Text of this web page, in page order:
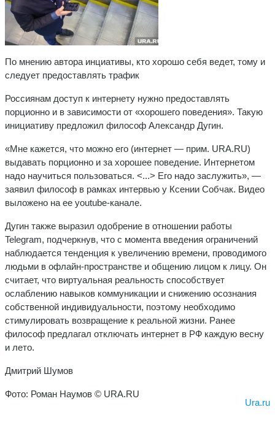
По мнению автора инциативы, кто хорошо себя ведет, тому и
следует предоставлять трафик
Россиянам доступ к интернету нужно предоставлять
порционно и в зависимости от «хорошего поведения». Такую
инициативу предложил философ Александр Дугин.
«Мне кажется, что можно его (интернет — прим. URA.RU)
выдавать порционно и за хорошее поведение. Интернетом
надо научиться пользоваться. <...> Его надо заслужить», —
заявил философ в рамках интервью у Ксении Собчак. Видео
выложено на ее youtube-канале.
Дугин также выразил одобрение в отношении работы
Telegram, подчеркнув, что с момента введения ограничений
наблюдается тенденция к увеличению времени, проводимого
людьми в офлайн-пространстве и общению лицом к лицу. Он
считает, что виртуальная реальность способствует
ослаблению навыков коммуникации и снижению осознания
собственной индивидуальности, поэтому необходимо
стимулировать возвращение к реальной жизни. Ранее
философ предлагал отключать интернет в РФ каждую весну
и лето.
Дмитрий Шумов
Фото: Роман Наумов © URA.RU
Ura.ru